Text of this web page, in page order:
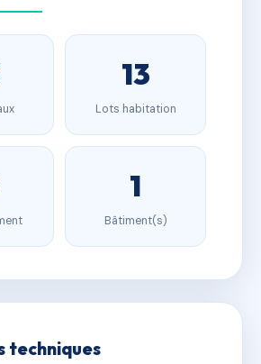
13
Lots habitation
1
Bâtiment(s)
techniques